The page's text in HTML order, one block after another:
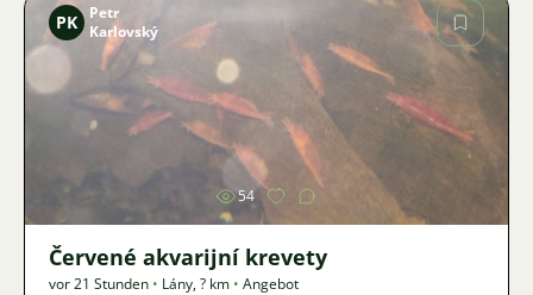
Bild
PK
Petr
Karlovský
54
Červené akvarijní krevety
vor 21 Stunden • Lány,? km • Angebot